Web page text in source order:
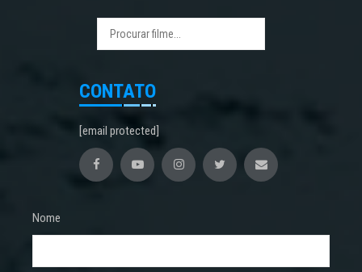
CONTATO
[email protected]
Nome